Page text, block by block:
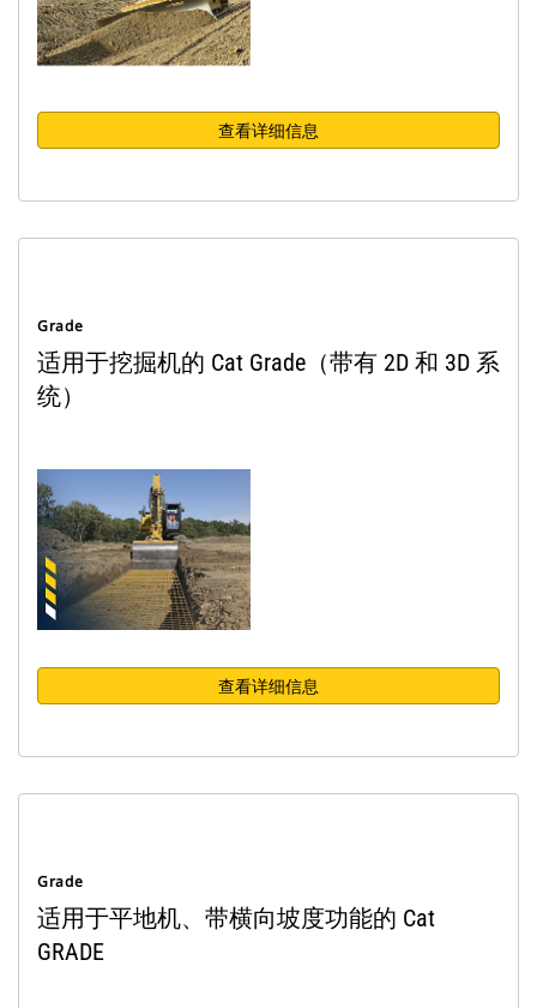
查看详细信息
Grade
适用于挖掘机的 Cat Grade（带有 2D 和 3D 系
统）
查看详细信息
Grade
适用于平地机、带横向坡度功能的 Cat
GRADE